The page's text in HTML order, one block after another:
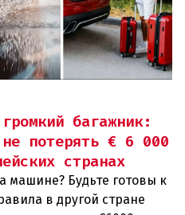
багажник:
потерять € 6 000
странах
машине? Будьте готовы к
в другой стране